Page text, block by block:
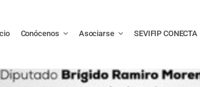
Conócenos Asociarse SEVIFIP CONECTA